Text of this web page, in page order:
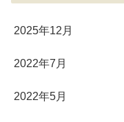
2025年12月
2022年7月
2022年5月